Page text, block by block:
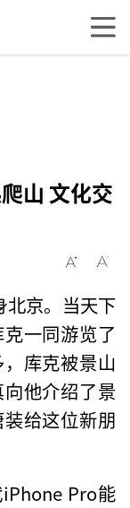
山 文化交
北京。当天下
一同游览了
库克被景山
他介绍了景
给这位新朋
Pro能